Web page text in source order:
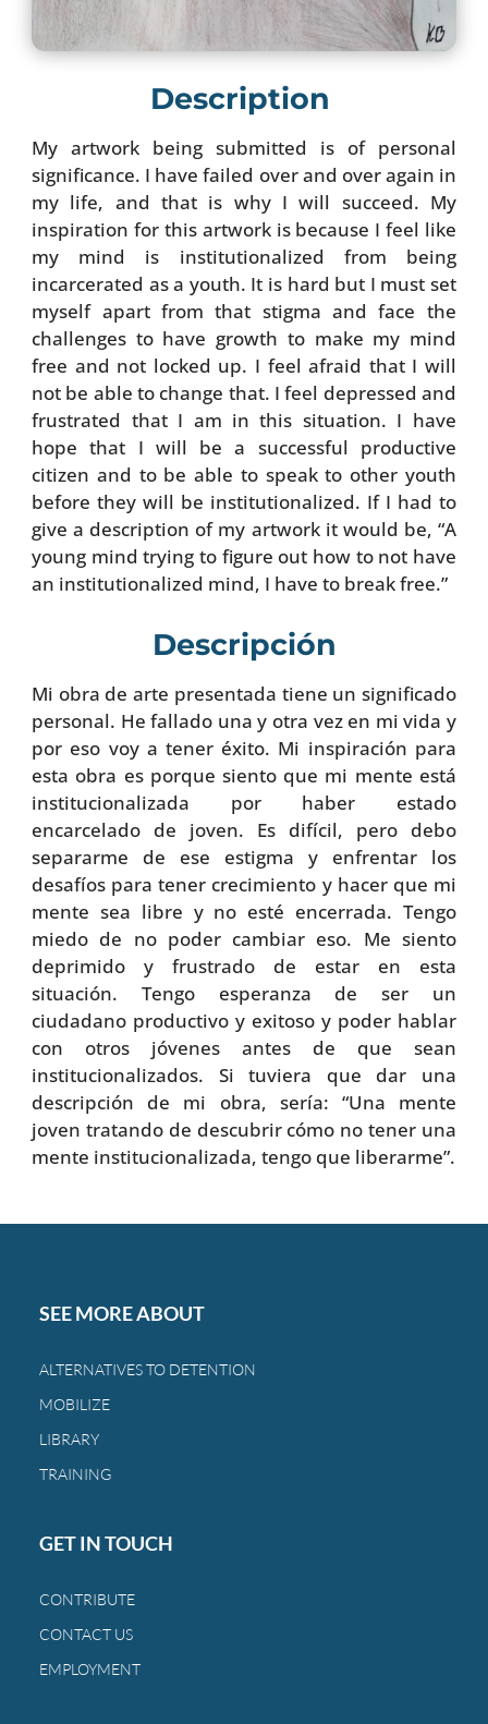
Description
My artwork being submitted is of personal
significance. I have failed over and over again in
my life, and that is why I will succeed. My
inspiration for this artwork is because I feel like
my mind is institutionalized from being
incarcerated as a youth. It is hard but I must set
myself apart from that stigma and face the
challenges to have growth to make my mind
free and not locked up. I feel afraid that I will
not be able to change that. I feel depressed and
frustrated that I am in this situation. I have
hope that I will be a successful productive
citizen and to be able to speak to other youth
before they will be institutionalized. If I had to
give a description of my artwork it would be, “A
young mind trying to figure out how to not have
an institutionalized mind, I have to break free.”
Descripción
Mi obra de arte presentada tiene un significado
personal. He fallado una y otra vez en mi vida y
por eso voy a tener éxito. Mi inspiración para
esta obra es porque siento que mi mente está
institucionalizada por haber estado
encarcelado de joven. Es difícil, pero debo
separarme de ese estigma y enfrentar los
desafíos para tener crecimiento y hacer que mi
mente sea libre y no esté encerrada. Tengo
miedo de no poder cambiar eso. Me siento
deprimido y frustrado de estar en esta
situación. Tengo esperanza de ser un
ciudadano productivo y exitoso y poder hablar
con otros jóvenes antes de que sean
institucionalizados. Si tuviera que dar una
descripción de mi obra, sería: “Una mente
joven tratando de descubrir cómo no tener una
mente institucionalizada, tengo que liberarme”.
SEE MORE ABOUT
ALTERNATIVES TO DETENTION
MOBILIZE
LIBRARY
TRAINING
GET IN TOUCH
CONTRIBUTE
CONTACT US
EMPLOYMENT